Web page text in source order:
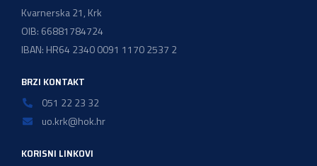
Kvarnerska 21, Krk
OIB: 66881784724
IBAN: HR64 2340 0091 1170 2537 2
BRZI KONTAKT
051 22 23 32
uo.krk@hok.hr
KORISNI LINKOVI